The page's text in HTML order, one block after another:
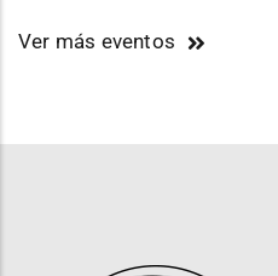
Ver más eventos